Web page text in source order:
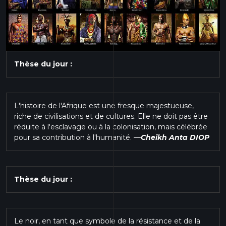
Thèse du jour :
L'histoire de l'Afrique est une fresque majestueuse,
riche de civilisations et de cultures. Elle ne doit pas être
réduite à l'esclavage ou à la colonisation, mais célébrée
pour sa contribution à l'humanité. —Cheikh Anta DIOP
Thèse du jour :
Le noir, en tant que symbole de la résistance et de la